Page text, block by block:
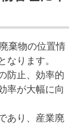
棄物の位置情
なります。
防止、効率的
率が大幅に向
あり、産業廃